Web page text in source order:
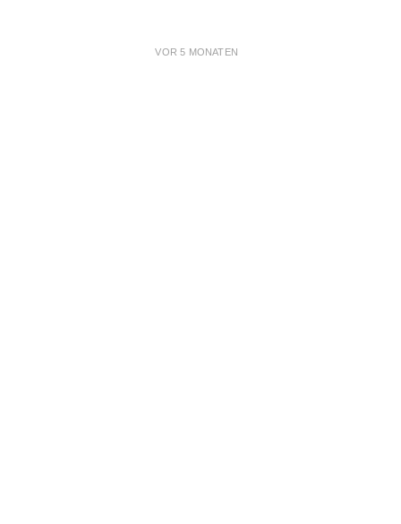
VOR 5 MONATEN